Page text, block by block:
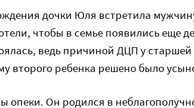
дочки Юля встретила
чтобы в семье появились еще
ведь причиной ДЦП у старшей
второго ребенка решено было
опеки. Он родился в